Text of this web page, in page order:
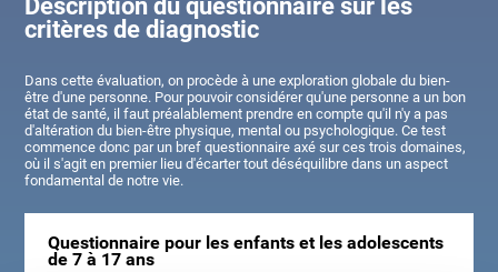
Description du questionnaire sur les
critères de diagnostic
Dans cette évaluation, on procède à une exploration globale du bien-
être d'une personne. Pour pouvoir considérer qu'une personne a un bon
état de santé, il faut préalablement prendre en compte qu'il n'y a pas
d'altération du bien-être physique, mental ou psychologique. Ce test
commence donc par un bref questionnaire axé sur ces trois domaines,
où il s'agit en premier lieu d'écarter tout déséquilibre dans un aspect
fondamental de notre vie.
Questionnaire pour les enfants et les adolescents
de 7 à 17 ans